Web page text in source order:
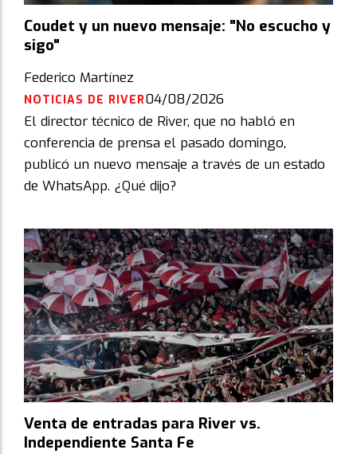
Coudet y un nuevo mensaje: "No escucho y
sigo"
Federico Martínez
NOTICIAS DE RIVER04/08/2026
El director técnico de River, que no habló en
conferencia de prensa el pasado domingo,
publicó un nuevo mensaje a través de un estado
de WhatsApp. ¿Qué dijo?
Venta de entradas para River vs.
Independiente Santa Fe